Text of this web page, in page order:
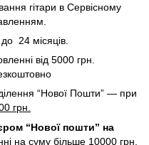
гітари в Сервісному
24 місяців.
від 5000 грн.
“Нової Пошти” — при
грн.
“Нової пошти” на
на суму більше 10000 грн.